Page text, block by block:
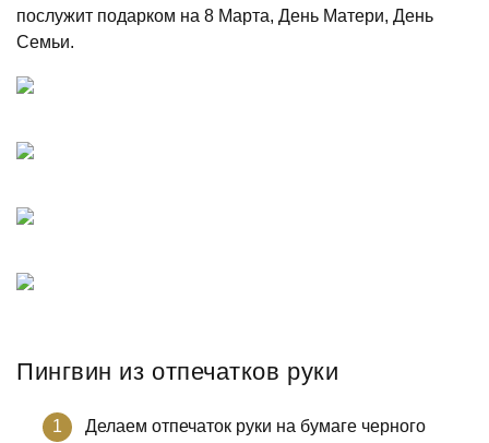
послужит подарком на 8 Марта, День Матери, День
Семьи.
Пингвин из отпечатков руки
Делаем отпечаток руки на бумаге черного